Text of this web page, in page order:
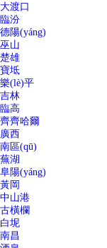
大渡口
臨汾
德陽(yáng)
巫山
楚雄
寶坻
樂(lè)平
吉林
臨高
齊齊哈爾
廣西
南區(qū)
蕪湖
阜陽(yáng)
黃岡
中山港
古橫欄
白坭
南昌